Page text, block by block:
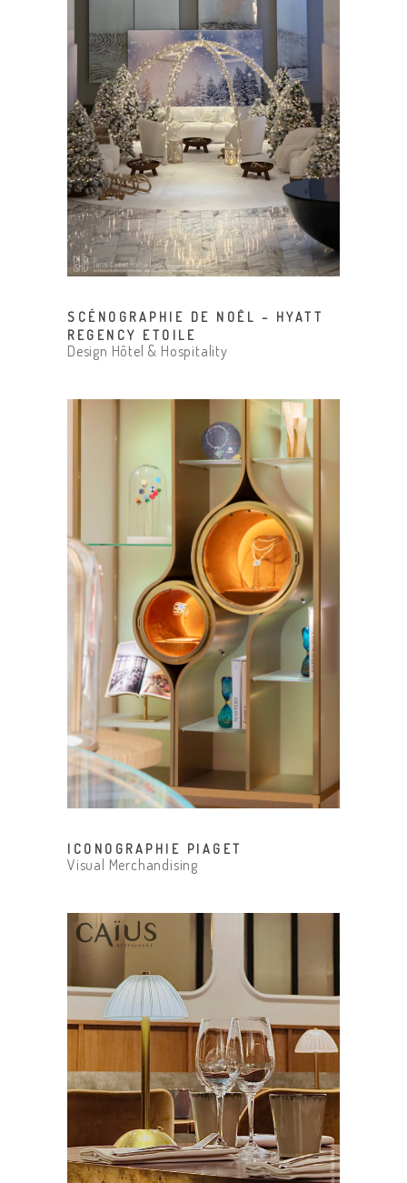
SCÉNOGRAPHIE DE NOËL – HYATT
REGENCY ETOILE
Design Hôtel & Hospitality
ICONOGRAPHIE PIAGET
Visual Merchandising